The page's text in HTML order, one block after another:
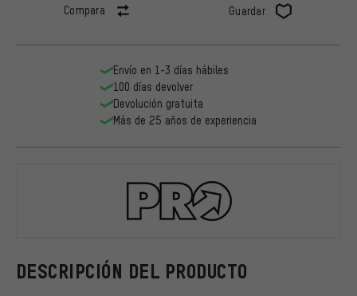
Compara Guardar
DESCRIPCIÓN DEL PRODUCTO
Envío en 1-3 días hábiles
100 días devolver
Devolución gratuita
Más de 25 años de experiencia